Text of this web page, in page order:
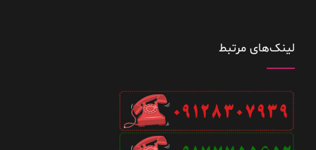
لینک‌های مرتبط